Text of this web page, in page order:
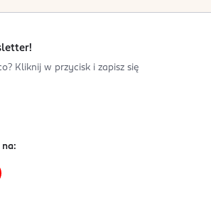
Kliknij w przycisk i zapisz się